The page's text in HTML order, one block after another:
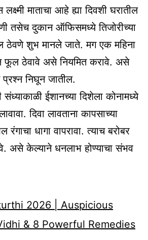
माताचा आहे ह्या दिवशी घरातील
तसेच दुकान ऑफिसमध्ये तिजोरीच्या
ठेवणे शुभ मानले जाते. मग एक महिना
फूल ठेवावे असे नियमित करावे. असे
निघून जातील.
संध्याकाळी ईशानच्या दिशेला कोनामध्ये
दिवा लावताना कापसाच्या
रंगाचा धागा वापरावा. त्याच बरोबर
असे केल्याने धनलाभ होण्याचा संभव
2026 | Auspicious
& 8 Powerful Remedies